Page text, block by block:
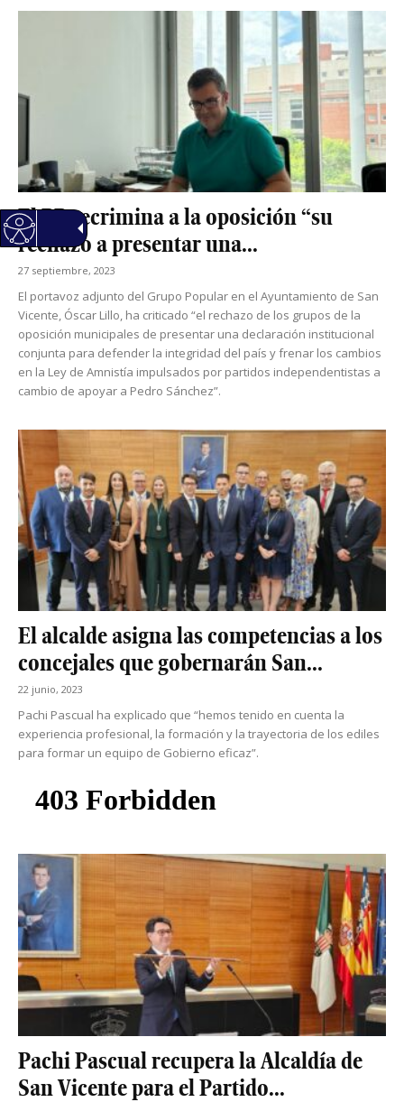
El PP recrimina a la oposición “su
rechazo a presentar una...
27 septiembre, 2023
El portavoz adjunto del Grupo Popular en el Ayuntamiento de San
Vicente, Óscar Lillo, ha criticado “el rechazo de los grupos de la
oposición municipales de presentar una declaración institucional
conjunta para defender la integridad del país y frenar los cambios
en la Ley de Amnistía impulsados por partidos independentistas a
cambio de apoyar a Pedro Sánchez”.
El alcalde asigna las competencias a los
concejales que gobernarán San...
22 junio, 2023
Pachi Pascual ha explicado que “hemos tenido en cuenta la
experiencia profesional, la formación y la trayectoria de los ediles
para formar un equipo de Gobierno eficaz”.
Pachi Pascual recupera la Alcaldía de
San Vicente para el Partido...